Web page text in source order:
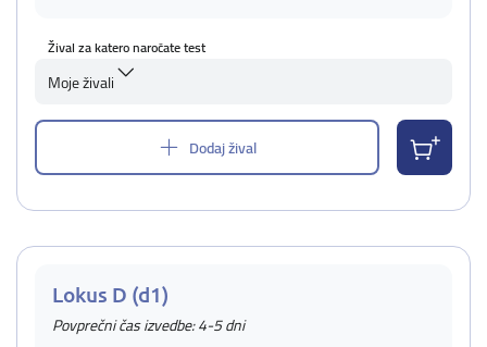
Žival za katero naročate test
Moje živali
Dodaj žival
Lokus D (d1)
Povprečni čas izvedbe: 4-5 dni